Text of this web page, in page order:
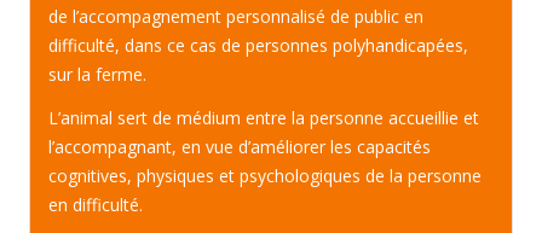
de l’accompagnement personnalisé de public en
difficulté, dans ce cas de personnes polyhandicapées,
sur la ferme.
L’animal sert de médium entre la personne accueillie et
l’accompagnant, en vue d’améliorer les capacités
cognitives, physiques et psychologiques de la personne
en difficulté.